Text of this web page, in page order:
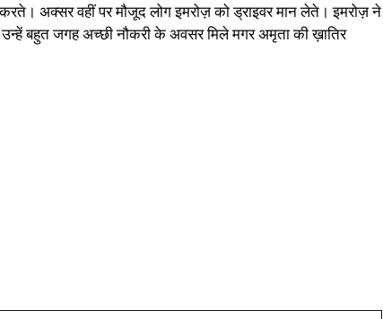
अक्सर वहीं पर मौजूद लोग इमरोज़ को ड्राइवर मान लेते। इमरोज़ ने
बहुत जगह अच्छी नौकरी के अवसर मिले मगर अमृता की ख़ातिर